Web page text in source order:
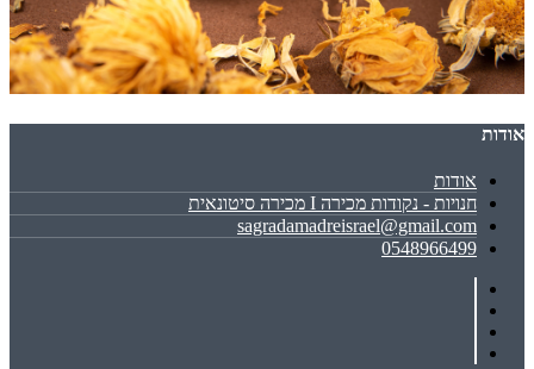
אודות
אודות
חנויות - נקודות מכירה I מכירה סיטונאית
sagradamadreisrael@gmail.com
0548966499